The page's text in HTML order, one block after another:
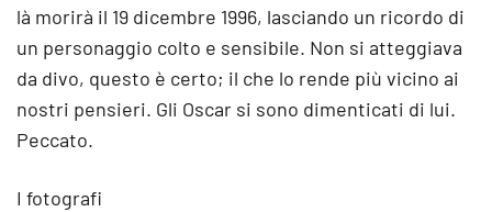
là morirà il 19 dicembre 1996, lasciando un ricordo di
un personaggio colto e sensibile. Non si atteggiava
da divo, questo è certo; il che lo rende più vicino ai
nostri pensieri. Gli Oscar si sono dimenticati di lui.
Peccato.
I fotografi